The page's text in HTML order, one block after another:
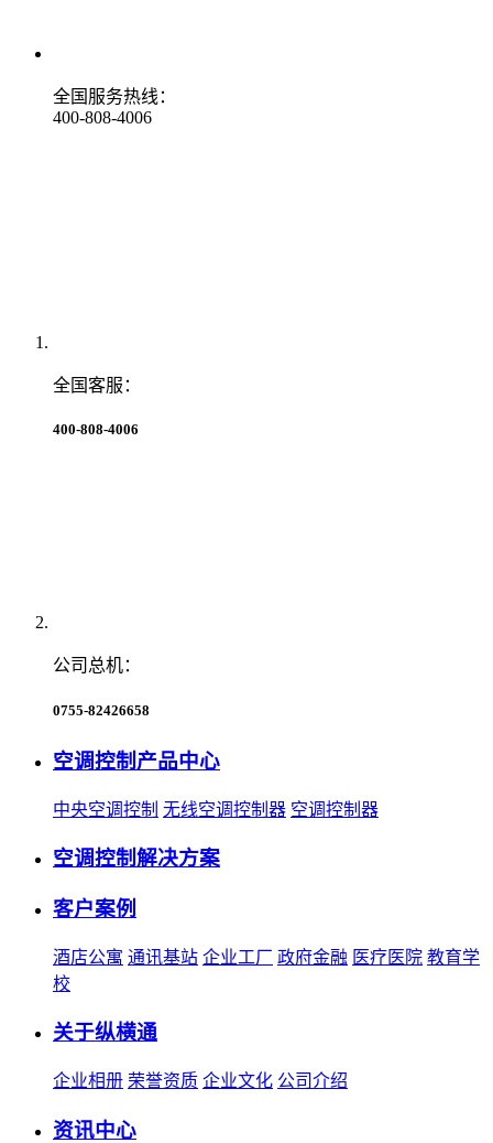
全国服务热线：
400-808-4006
全国客服：
400-808-4006
公司总机：
0755-82426658
空调控制产品中心
中央空调控制 无线空调控制器 空调控制器
空调控制解决方案
客户案例
酒店公寓 通讯基站 企业工厂 政府金融 医疗医院 教育学
校
关于纵横通
企业相册 荣誉资质 企业文化 公司介绍
资讯中心